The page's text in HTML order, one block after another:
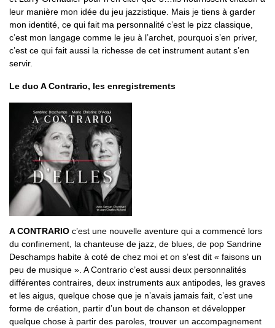
leur manière mon idée du jeu jazzistique. Mais je tiens à garder
mon identité, ce qui fait ma personnalité c’est le pizz classique,
c’est mon langage comme le jeu à l’archet, pourquoi s’en priver,
c’est ce qui fait aussi la richesse de cet instrument autant s’en
servir.
Le duo A Contrario, les enregistrements
A CONTRARIO c’est une nouvelle aventure qui a commencé lors
du confinement, la chanteuse de jazz, de blues, de pop Sandrine
Deschamps habite à coté de chez moi et on s’est dit « faisons un
peu de musique ». A Contrario c’est aussi deux personnalités
différentes contraires, deux instruments aux antipodes, les graves
et les aigus, quelque chose que je n’avais jamais fait, c’est une
forme de création, partir d’un bout de chanson et développer
quelque chose à partir des paroles, trouver un accompagnement